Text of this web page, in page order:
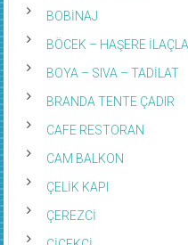
BOBİNAJ
BÖCEK – HAŞERE
BOYA – SIVA – TADİLAT
BRANDA TENTE ÇADIR
CAFE RESTORAN
CAM BALKON
ÇELİK KAPI
ÇEREZCİ